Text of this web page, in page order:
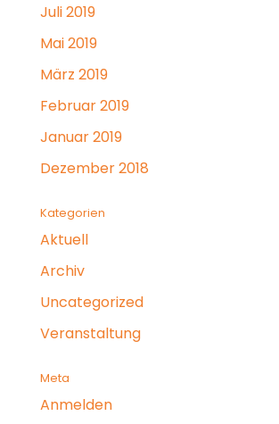
Juli 2019
Mai 2019
März 2019
Februar 2019
Januar 2019
Dezember 2018
Kategorien
Aktuell
Archiv
Uncategorized
Veranstaltung
Meta
Anmelden